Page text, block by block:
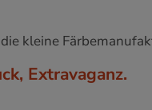
kleine
Extravaganz.